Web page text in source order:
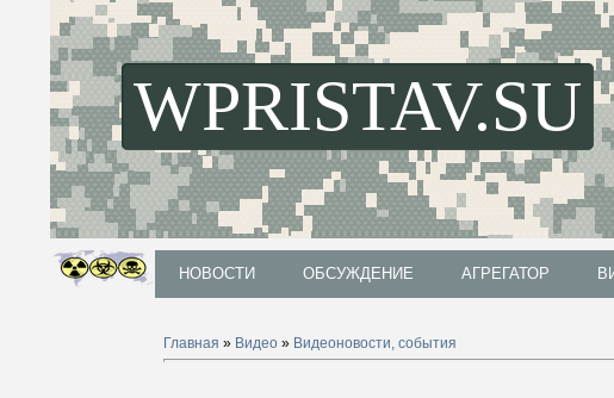
WPRISTAV.SU
НОВОСТИ ОБСУЖДЕНИЕ АГРЕГАТОР
Главная » Видео » Видеоновости, события